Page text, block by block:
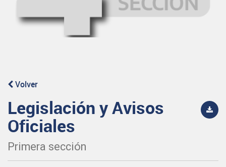
Volver
Legislación y Avisos
Oficiales
Primera sección